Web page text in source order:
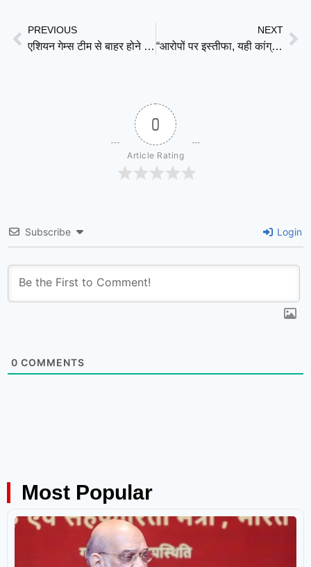
PREVIOUS
एशियन गेम्स टीम से बाहर होने पर भड़कीं मनिका बत्रा, कानूनी लड़ाई की दी चेतावनी
NEXT
“आरोपों पर इस्तीफा, यही कांग्रेस की परंपरा”: मोहन यादव विवाद के बीच पार्टी ने गिनाए 11 बड़े उदाहरण
0
Article Rating
Subscribe Login
0 COMMENTS
Most Popular